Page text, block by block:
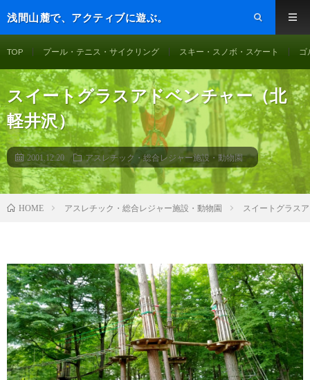
浅間山麓で、アクティブに遊ぶ。
TOP プール・テニス・サイクリング スキー・スノボ・スケート ゴ
スイートグラスアドベンチャー（北
軽井沢）
2001.12.20 アスレチック・総合レジャー施設・動物園
HOME アスレチック・総合レジャー施設・動物園 スイートグラス